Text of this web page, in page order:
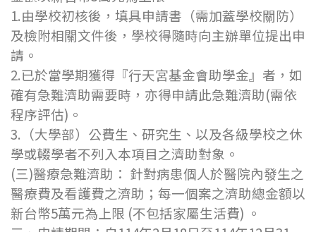
1.由學校初核後，填具申請書（需加蓋學校關防）
及檢附相關文件後，學校得隨時向主辦單位提出申
請。
2.已於當學期獲得『行天宮基金會助學金』者，如
確有急難濟助需要時，亦得申請此急難濟助(需依
程序評估)。
3.（大學部）公費生、研究生、以及各級學校之休
學或輟學者不列入本項目之濟助對象。
(三)醫療急難濟助： 針對病患個人於醫院內發生之
醫療費及看護費之濟助；每一個案之濟助總金額以
新台幣5萬元為上限 (不包括家屬生活費) 。